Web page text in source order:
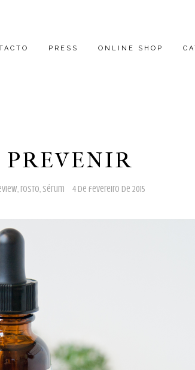
PRESS ONLINE SHOP
PREVENIR
, rosto, sérum 4 de fevereiro de 2015